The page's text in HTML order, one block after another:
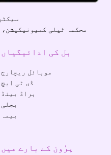
B-6 سیکٹر 4 نوئیڈا، یو پی، 201301
بل کی ادائیگیاں
موبائل ریچارج
ڈی ٹی ایچ
براڈ بینڈ
بجلی
بیمہ
پرُون کے بارے میں